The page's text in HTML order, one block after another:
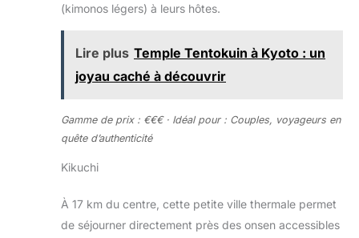
(kimonos légers) à leurs hôtes.
Lire plus Temple Tentokuin à Kyoto : un
joyau caché à découvrir
Gamme de prix : €€€ · Idéal pour : Couples, voyageurs en
quête d’authenticité
Kikuchi
À 17 km du centre, cette petite ville thermale permet
de séjourner directement près des onsen accessibles